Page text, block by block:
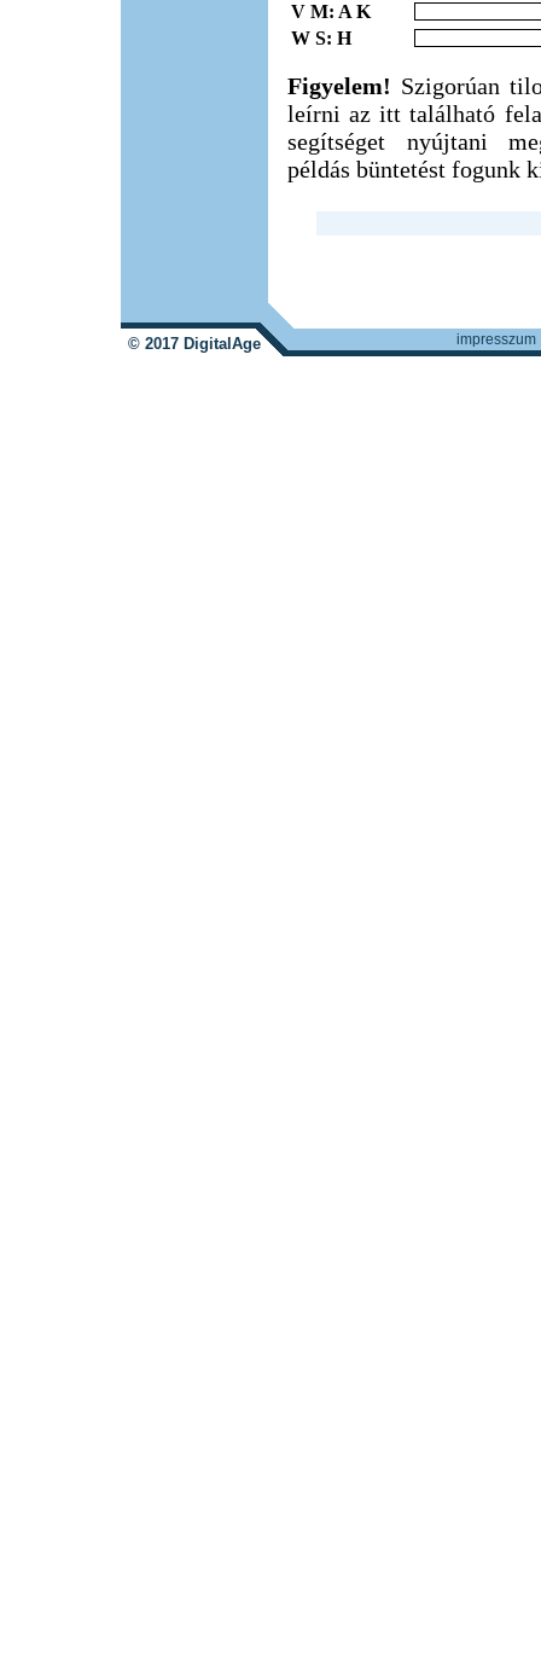
V M: A K
W S: H
Figyelem! Szigorúan
leírni az itt található
segítséget nyújtani
példás büntetést fogunk
© 2017 DigitalAge impresszum